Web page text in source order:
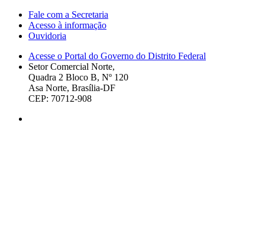
Fale com a Secretaria
Acesso à informação
Ouvidoria
Acesse o Portal do Governo do Distrito Federal
Setor Comercial Norte,
Quadra 2 Bloco B, Nº 120
Asa Norte, Brasília-DF
CEP: 70712-908